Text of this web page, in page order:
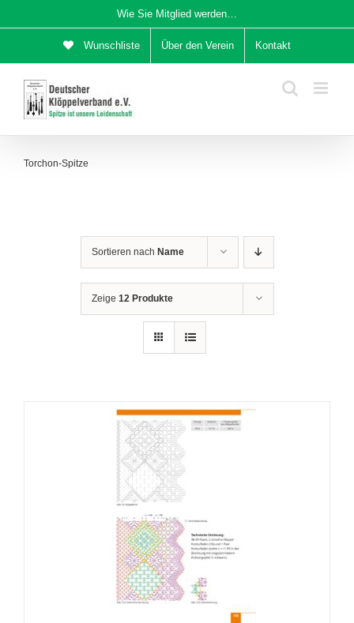
Inhalt
Wie Sie Mitglied werden…
Wunschliste Über den Verein Kontakt
Torchon-Spitze
Sortieren nach Name
Zeige 12 Produkte